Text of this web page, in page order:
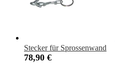
Stecker für Sprossenwand
78,90 €